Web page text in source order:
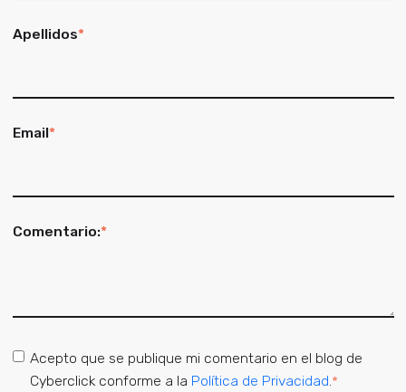
Apellidos*
Email*
Comentario:*
Acepto que se publique mi comentario en el blog de
Cyberclick conforme a la Política de Privacidad.*